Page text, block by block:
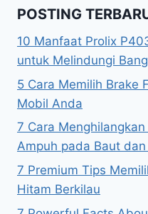
POSTING
10 Manfaat Prolix
untuk Melindungi
5 Cara Memilih Brake
Mobil Anda
7 Cara
Ampuh pada Baut
7 Premium Tips
Hitam Berkilau